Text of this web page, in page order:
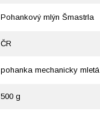
Pohankový mlýn Šmastrla
ČR
pohanka mechanicky mletá
500 g